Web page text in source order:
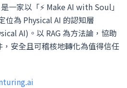
一家以「⚡ Make AI with Soul」
位為 Physical AI 的認知層
AI)。以 RAG 為方法論，協助
安全且可稽核地轉化為值得信任